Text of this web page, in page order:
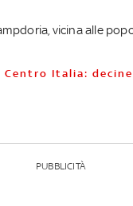
vicina alle
PUBBLICITÀ